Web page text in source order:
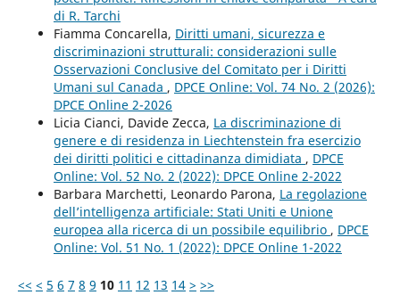
di R. Tarchi
Fiamma Concarella, Diritti umani, sicurezza e
discriminazioni strutturali: considerazioni sulle
Osservazioni Conclusive del Comitato per i Diritti
Umani sul Canada , DPCE Online: Vol. 74 No. 2 (2026):
DPCE Online 2-2026
Licia Cianci, Davide Zecca, La discriminazione di
genere e di residenza in Liechtenstein fra esercizio
dei diritti politici e cittadinanza dimidiata , DPCE
Online: Vol. 52 No. 2 (2022): DPCE Online 2-2022
Barbara Marchetti, Leonardo Parona, La regolazione
dell’intelligenza artificiale: Stati Uniti e Unione
europea alla ricerca di un possibile equilibrio , DPCE
Online: Vol. 51 No. 1 (2022): DPCE Online 1-2022
<< < 5 6 7 8 9 10 11 12 13 14 > >>